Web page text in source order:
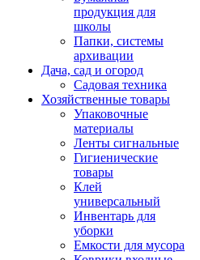
продукция для
школы
Папки, системы
архивации
Дача, сад и огород
Садовая техника
Хозяйственные товары
Упаковочные
материалы
Ленты сигнальные
Гигиенические
товары
Клей
универсальный
Инвентарь для
уборки
Емкости для мусора